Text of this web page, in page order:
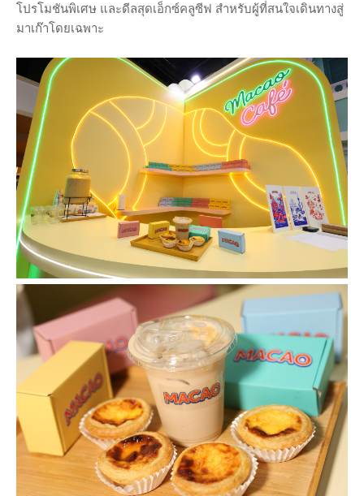
โปรโมชันพิเศษ และดีลสุดเอ็กซ์คลูซีฟ สำหรับผู้ที่สนใจเดินทางสู่
มาเก๊าโดยเฉพาะ